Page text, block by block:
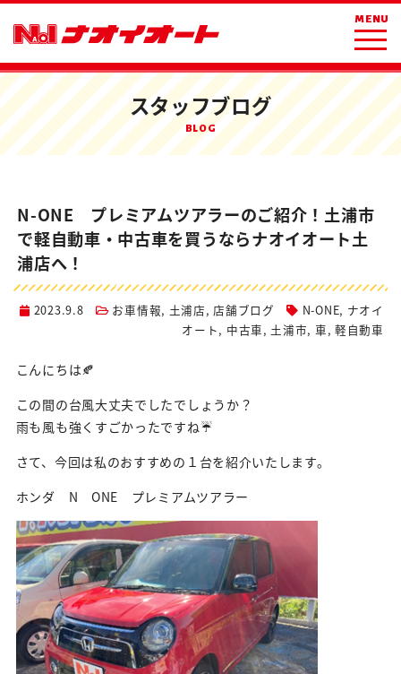
MENU
N-ONE プレミアムツアラーのご紹介！土浦市で軽自動車・中古車を買うな
スタッフブログ
BLOG
N-ONE プレミアムツアラーのご紹介！土浦市
で軽自動車・中古車を買うならナオイオート土
浦店へ！
2023.9.8 お車情報, 土浦店, 店舗ブログ N-ONE, ナオイ
オート, 中古車, 土浦市, 車, 軽自動車
こんにちは🍂
この間の台風大丈夫でしたでしょうか？
雨も風も強くすごかったですね☔
さて、今回は私のおすすめの１台を紹介いたします。
ホンダ N ONE プレミアムツアラー